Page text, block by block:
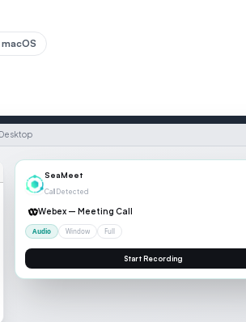
macOS
Desktop
00:04